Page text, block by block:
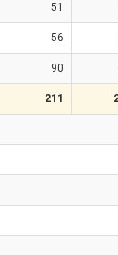
51
56
90
211